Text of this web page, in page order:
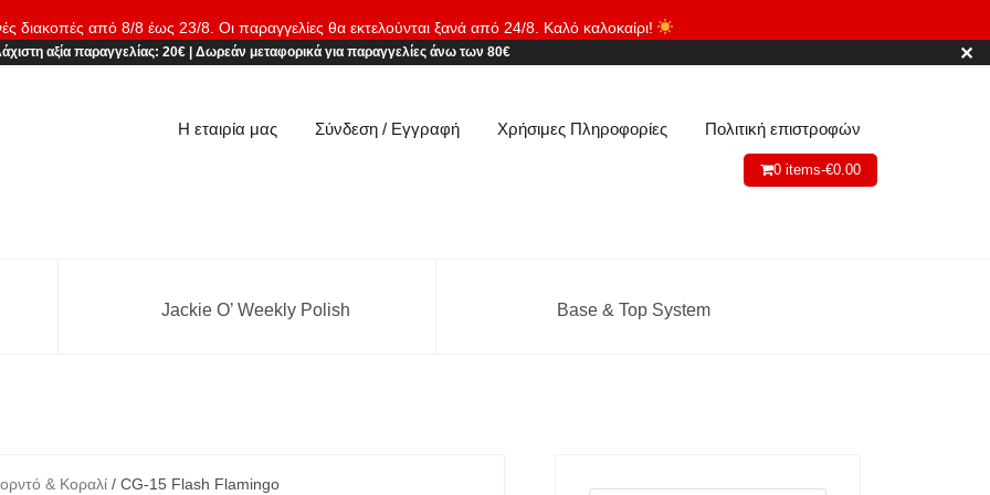
διακοπές από 8/8 έως 23/8. Οι παραγγελίες θα εκτελούνται ξανά από 24/8. Καλό καλοκαίρι!
αξία παραγγελίας: 20€| Δωρεάν μεταφορικάγια παραγγελίες άνω των 80€ ✕
Η εταιρία μας Σύνδεση / Εγγραφή Χρήσιμες Πληροφορίες Πολιτική επιστροφών
0 items-€0.00
Jackie O’ Weekly Polish Base & Top System
& Κοραλί / CG-15 Flash Flamingo